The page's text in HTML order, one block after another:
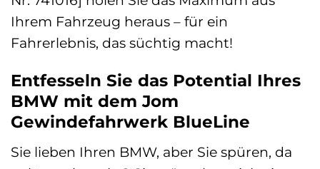
Ihrem Fahrzeug heraus – für ein
Fahrerlebnis, das süchtig macht!
Entfesseln Sie das Potential Ihres
BMW mit dem Jom
Gewindefahrwerk BlueLine
Sie lieben Ihren BMW, aber Sie spüren, da